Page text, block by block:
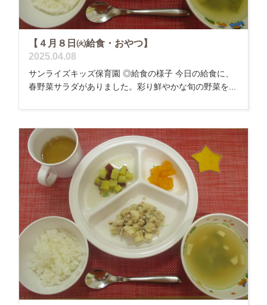
【４月８日㈫給食・おやつ】
2025.04.08
サンライズキッズ保育園 ◎給食の様子 今日の給食に、
春野菜サラダがありました。彩り鮮やかな旬の野菜を...